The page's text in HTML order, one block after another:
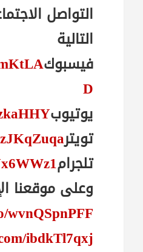
التواصل
التالية
فيسبوك
D
يوتيوب
تويتر
تلجرام
وعلى موقعنا
wvnQSpnPFF
ibdkTl7qxj